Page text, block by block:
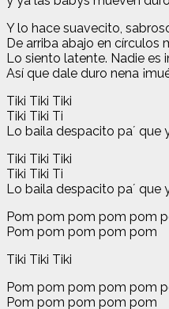
Y lo hace suavecito,
De arriba abajo en círculos
Lo siento latente. Nadie es
Así que dale duro nena
Tiki Tiki Tiki
Tiki Tiki Ti
Lo baila despacito pa´ que
Tiki Tiki Tiki
Tiki Tiki Ti
Lo baila despacito pa´ que
Pom pom pom pom pom
Pom pom pom pom pom
Tiki Tiki Tiki
Pom pom pom pom pom
Pom pom pom pom pom